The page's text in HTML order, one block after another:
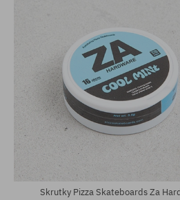
Skrutky Pizza Skateboards Za